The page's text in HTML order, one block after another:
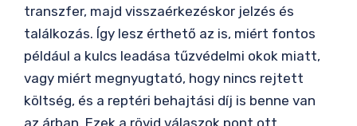
transzfer, majd visszaérkezéskor jelzés és
találkozás. Így lesz érthető az is, miért fontos
például a kulcs leadása tűzvédelmi okok miatt,
vagy miért megnyugtató, hogy nincs rejtett
költség, és a reptéri behajtási díj is benne van